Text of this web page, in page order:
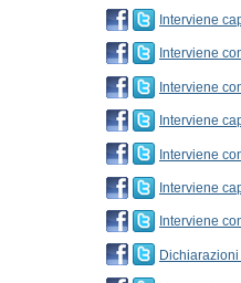
Interviene
Interviene
Interviene
Interviene
Interviene
Interviene
Interviene